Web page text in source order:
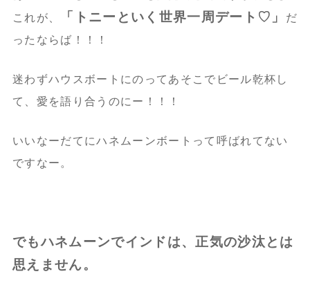
これが、
「 トニーといく世界一周デート♡」
だ
ったならば！！！
迷わずハウスボートにのってあそこでビール乾杯し
て、 愛を語り合うのにー！！！
いいなーだてにハネムーンボートって呼ばれてない
ですなー。
でもハネムーンでインドは、正気の沙汰とは
思えません。